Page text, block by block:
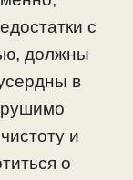
с
должны
в
и
о